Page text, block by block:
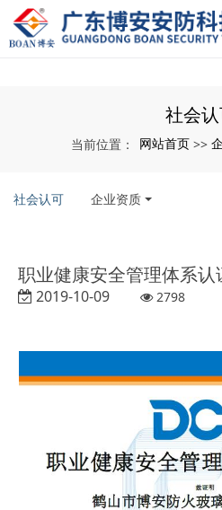
社会
当前位置： 网站首页 >>
社会认可 企业资质
职业健康安全管理体系认
2019-10-09 2798